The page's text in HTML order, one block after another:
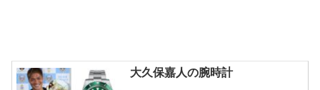
大久保嘉人の腕時計